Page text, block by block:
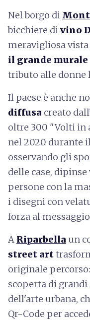
Nel borgo di
bicchiere divino
meravigliosa
il grande murale
tributo alle donne
Il paese è anche
diffusa creato
oltre 300 "Volti in
nel 2020 durante
osservando gli
delle case,
persone con la
i disegni con
forza al
A Riparbella un
street art
originale
scoperta di
dell'arte urbana,
Qr-Code per